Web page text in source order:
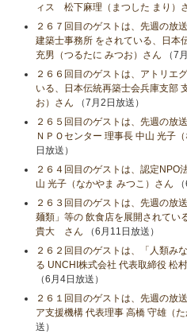
ィス 松下麻理（まつした まり）
２６７回目のゲストは、先週の放
建築士事務所 をされている、日本
充男（つるたに みつお）さん （7
２６６回目のゲストは、アトリエ
いる、日本伝統再築士会兵庫支部
お）さん （7月2日放送）
２６５回目のゲストは、先週の放
ＮＰＯセンター 理事長 中山 光子
日放送）
２６４回目のゲストは、認定NPO
山 光子（なかやま みつこ）さん
２６３回目のゲストは、先週の放
麺類」等の 飲食店を展開されてい
貴大 さん （6月11日放送）
２６２回目のゲストは、「人類み
る UNCHI株式会社 代表取締役 松
（6月4日放送）
２６１回目のゲストは、先週の放
ア支援機構 代表理事 高橋 守雄（
送）